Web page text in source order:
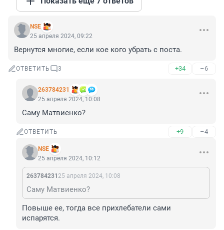
NSE
25 апреля 2024, 09:22
Вернутся многие, если кое кого убрать с поста.
ОТВЕТИТЬ 3 +34 –6
263784231
25 апреля 2024, 10:08
Саму Матвиенко?
ОТВЕТИТЬ +9 –4
NSE
25 апреля 2024, 10:12
263784231 25 апреля 2024, 10:08
Саму Матвиенко?
Повыше ее, тогда все прихлебатели сами
испарятся.